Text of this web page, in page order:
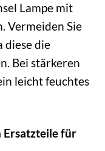
Lampe mit
Vermeiden Sie
diese die
Bei stärkeren
leicht feuchtes
Ersatzteile für